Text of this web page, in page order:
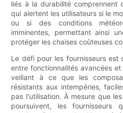
liés à la durabilité comprennent
qui alertent les utilisateurs si le
ou si des conditions
imminentes, permettant ainsi
protéger les chaises coûteuses
Le défi pour les fournisseurs est
entre fonctionnalités avancées
veillant à ce que les
résistants aux intempéries,
pas l'utilisation. À mesure que
poursuivent, les fournisseurs